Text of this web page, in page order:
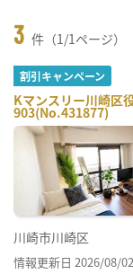
3 件（1/1ページ）
割引キャンペーン
Kマンスリー川崎区
903(No.431877)
川崎市川崎区
情報更新日 2026/08/